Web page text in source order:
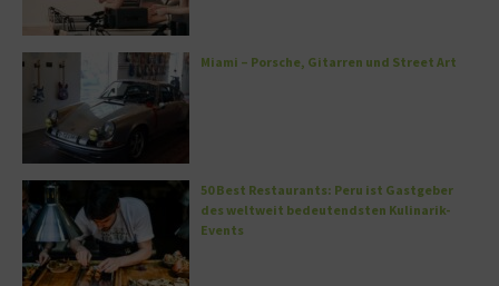
Miami – Porsche, Gitarren und Street Art
50 Best Restaurants: Peru ist Gastgeber
des weltweit bedeutendsten Kulinarik-
Events